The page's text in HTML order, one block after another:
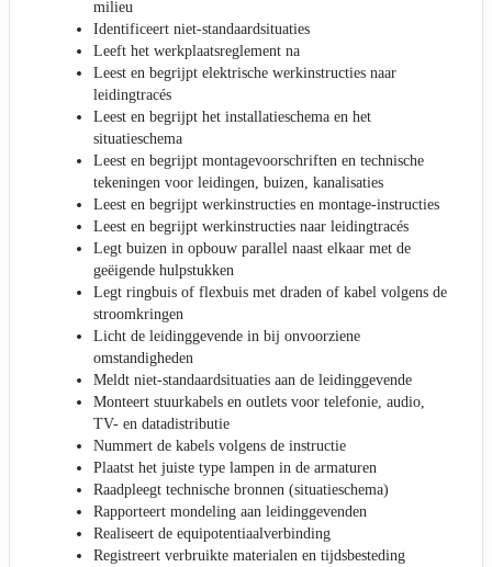
milieu
Identificeert niet-standaardsituaties
Leeft het werkplaatsreglement na
Leest en begrijpt elektrische werkinstructies naar
leidingtracés
Leest en begrijpt het installatieschema en het
situatieschema
Leest en begrijpt montagevoorschriften en technische
tekeningen voor leidingen, buizen, kanalisaties
Leest en begrijpt werkinstructies en montage-instructies
Leest en begrijpt werkinstructies naar leidingtracés
Legt buizen in opbouw parallel naast elkaar met de
geëigende hulpstukken
Legt ringbuis of flexbuis met draden of kabel volgens de
stroomkringen
Licht de leidinggevende in bij onvoorziene
omstandigheden
Meldt niet-standaardsituaties aan de leidinggevende
Monteert stuurkabels en outlets voor telefonie, audio,
TV- en datadistributie
Nummert de kabels volgens de instructie
Plaatst het juiste type lampen in de armaturen
Raadpleegt technische bronnen (situatieschema)
Rapporteert mondeling aan leidinggevenden
Realiseert de equipotentiaalverbinding
Registreert verbruikte materialen en tijdsbesteding